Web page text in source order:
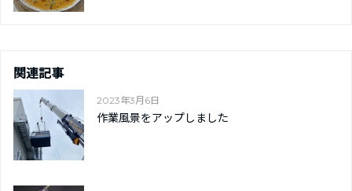
関連記事
2023年3月6日
作業風景をアップしました